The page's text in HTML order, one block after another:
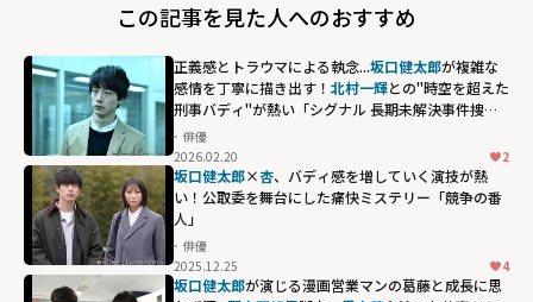
この記事を見た人へのおすすめ
正義感とトラウマによる執念...坂口健太郎が複雑な
感情を丁寧に描き出す！ 北村一輝との"時空を超えた
刑事バディ"が熱い「シグナル 長期未解決事件捜査
班」
俳優
2026.02.20
2
坂口健太郎×杏、バディ感を増していく演技が熱
い！公取委を舞台にした痛快ミステリー「競争の番
人」
俳優
2025.12.25
4
坂口健太郎が演じる漫画営業マンの葛藤と成長に思